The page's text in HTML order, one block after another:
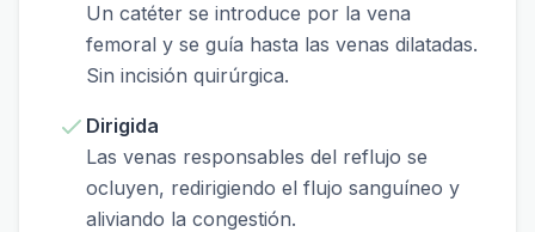
Un catéter se introduce por la vena
femoral y se guía hasta las venas dilatadas.
Sin incisión quirúrgica.
Dirigida
Las venas responsables del reflujo se
ocluyen, redirigiendo el flujo sanguíneo y
aliviando la congestión.